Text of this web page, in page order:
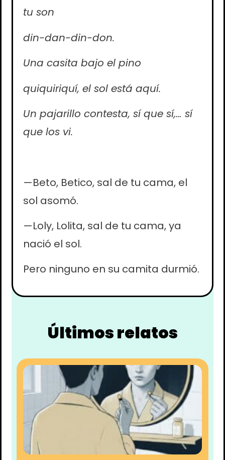
tu son
din-dan-din-don.
Una casita bajo el pino
quiquiriquí, el sol está aquí.
Un pajarillo contesta, sí que sí,… sí
que los vi.
—Beto, Betico, sal de tu cama, el
sol asomó.
—Loly, Lolita, sal de tu cama, ya
nació el sol.
Pero ninguno en su camita durmió.
Últimos relatos